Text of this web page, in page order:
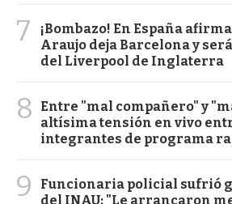
7
¡Bombazo! En España
Araujo deja Barcelona y
del Liverpool de Inglaterra
8
Entre "mal compañero" y
altísima tensión en vivo
integrantes de programa
9
Funcionaria policial sufrió
del INAU: "Le arrancaron